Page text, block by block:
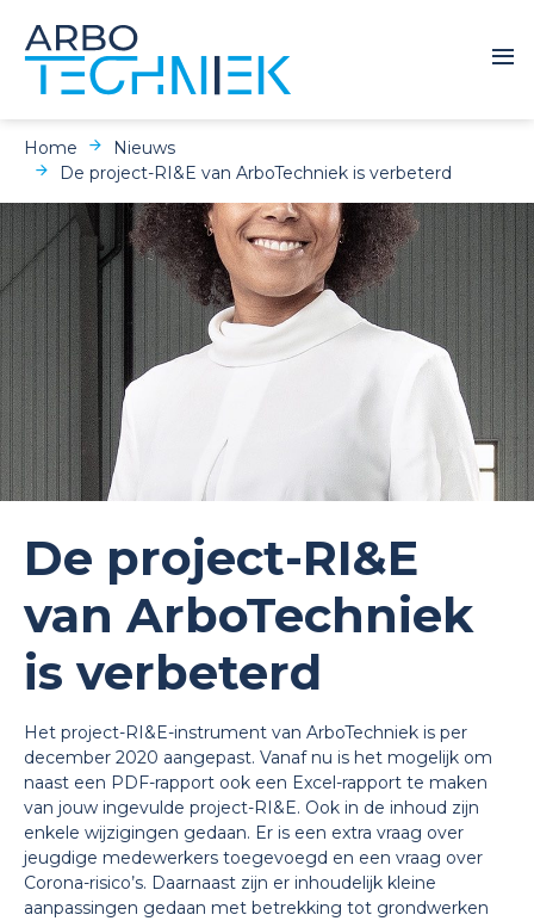
Home
Nieuws
De project-RI&E van ArboTechniek is verbeterd
De project-RI&E
van ArboTechniek
is verbeterd
Het project-RI&E-instrument van ArboTechniek is per
december 2020 aangepast. Vanaf nu is het mogelijk om
naast een PDF-rapport ook een Excel-rapport te maken
van jouw ingevulde project-RI&E. Ook in de inhoud zijn
enkele wijzigingen gedaan. Er is een extra vraag over
jeugdige medewerkers toegevoegd en een vraag over
Corona-risico’s. Daarnaast zijn er inhoudelijk kleine
aanpassingen gedaan met betrekking tot grondwerken